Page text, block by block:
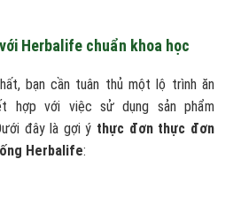
Herbalife chuẩn khoa học
bạn cần tuân thủ một lộ trình ăn
hợp với việc sử dụng sản phẩm
đây là gợi ý thực đơn thực đơn
Herbalife: